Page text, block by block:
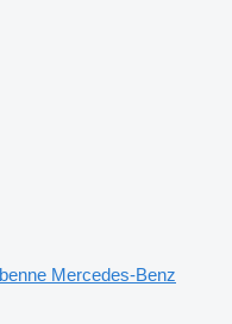
Mercedes-Benz